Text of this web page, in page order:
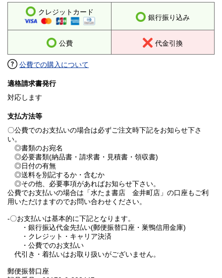
クレジットカード
銀行振り込み
公費 代金引換
公費での購入について
適格請求書発行
対応します
支払方法等
〇公費でのお支払いの場合は必ずご注文時下記をお知らせ下さ
い。
◎書類のお宛名
◎必要書類(納品書・請求書・見積書・領収書)
◎日付の有無
◎送料を別記するか・含むか
◎その他、必要事項があればお知らせ下さい。
公費でお支払いの場合は「水たま書店 金井町店」の口座もご利
用いただけますのでお問い合わせください。
-〇お支払いは基本的に下記となります。
・銀行振込代金先払い(郵便振替口座・巣鴨信用金庫)
・クレジット・キャリア決済
・公費でのお支払い
代引き・着払いはお取り扱いがございません。
郵便振替口座